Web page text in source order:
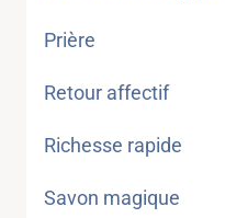
Prière
Retour affectif
Richesse rapide
Savon magique